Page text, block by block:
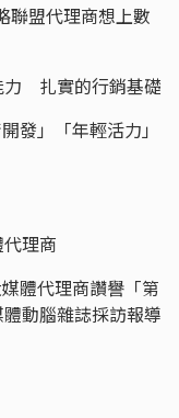
聯盟代理商想上數
力 扎實的行銷基礎
發」「年輕活力」
理商
體代理商讚譽「第
動腦雜誌採訪報導